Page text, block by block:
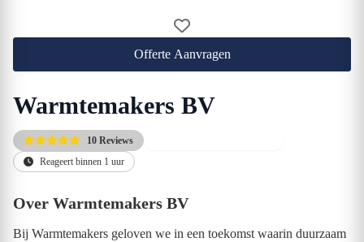
Offerte Aanvragen
Warmtemakers BV
10 Reviews
Reageert binnen 1 uur
Over Warmtemakers BV
Bij Warmtemakers geloven we in een toekomst waarin duurzaam